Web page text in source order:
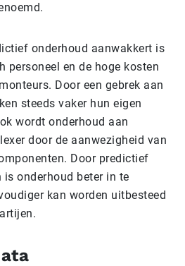
onderhoud aanwakkert is
personeel en de hoge kosten
Door een gebrek aan
steeds vaker hun eigen
wordt onderhoud aan
door de aanwezigheid van
Door predictief
onderhoud beter in te
kan worden uitbesteed